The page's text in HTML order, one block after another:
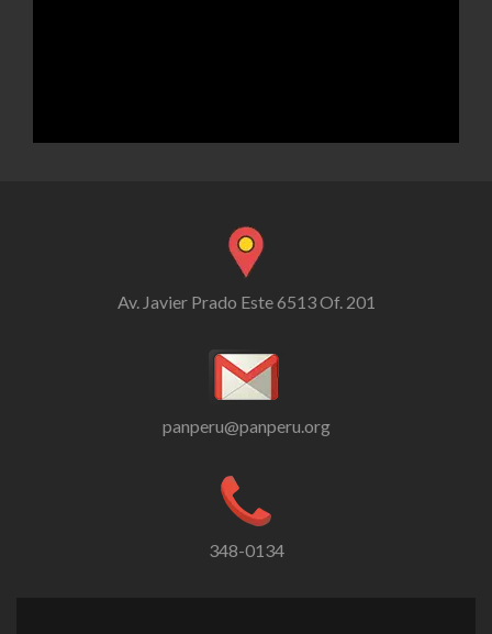
Av. Javier Prado Este 6513 Of. 201
panperu@panperu.org
348-0134